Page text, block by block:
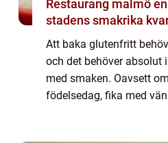
Restaurang malmö en guide till
stadens smakrika
Att baka glutenfritt
och det behöver absolut
med smaken. Oavsett
födelsedag, fika med